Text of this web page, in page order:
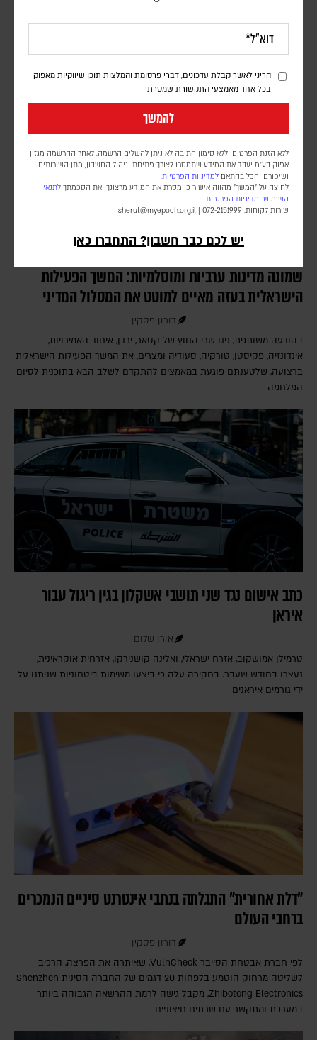
הריני לאשר קבלת עדכונים, דברי פרסומת והמלצות תוכן שיווקיות מאפוק
בכל אחד מאמצעי התקשורת שמסרתי
להמשך
ללא הזנת הפרטים וללא סימון התיבה לא ניתן להשלים הרשמה. לאחר ההרשמה מגזין
אפוק בע״מ יעבד את המידע שתמסרו לצורך פתיחת וניהול החשבון, מתן השירותים
ושיפורם והכל בהתאם למדיניות הפרטיות.
לחיצה על "המשך" מהווה אישור כי מסרת את המידע מרצונך ואת הסכמתך לתנאי
השימוש ומדיניות הפרטיות.
שירות לקוחות: 072-2151999 |
sherut@myepoch.org.il
יש לכם כבר חשבון? התחברו כאן
לפי הדיווחים, כטב"מים של החות'ים תקפו מחנות השייכים לכוחות
הממשלה ול"כוחות החירום התימנים", הממומנים על ידי סעודיה, במזרח
שמונה מדינות ערביות ומוסלמיות: המשך הפעילות
הישראלית בעזה מאיים למוטט את המסלול המדיני
דורון פסקין
בהודעה משותפת, גינו שרי החוץ של קטאר, ירדן, איחוד האמירויות,
אינדונזיה, פקיסטן, טורקיה, סעודיה ומצרים, את המשך הפעילות הישראלית
ברצועה, שלטענתם פוגעת במאמצים להתקדם לשלב הבא בתוכנית לסיום
המלחמה
כתב אישום נגד שני תושבי אשקלון בגין ריגול עבור
איראן
אורן שלום
טרמילן אמושקוב, אזרח ישראלי, ואלינה קושנירקו, אזרחית אוקראינית,
נעצרו בחודש שעבר. בחקירה עלה כי ביצעו משימות ביטחוניות שניתנו על
ידי גורמים איראנים
"דלת אחורית" התגלתה בנתבי אינטרנט סיניים הנמכרים
ברחבי העולם
דורון פסקין
לפי חברת אבטחת הסייבר VulnCheck‎, שאיתרה את הפרצה, הרכיב
לשליטה מרחוק הוטמע בלפחות 20 דגמים של החברה הסינית Shenzhen
Zhibotong Electronics‎, מקבל גישה לרמת ההרשאה הגבוהה ביותר
במערכת ומתקשר עם שרתים חיצוניים